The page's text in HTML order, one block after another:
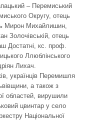
– Перемиський
Округу, отець
Мирон Михайлишин,
Золочівській, отець
Достатні, кс. проф.
Ллюблінського
Лихач.
українців Перемишля
а також з
областей, вирушили
цвинтар у село
Національної